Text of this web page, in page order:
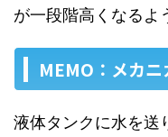
が一段階高くなるよ
MEMO：メカニ
液体タンクに水を送